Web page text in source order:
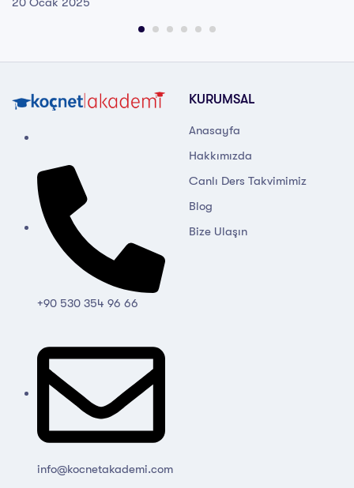
+90 530 354 96 66
info@kocnetakademi.com
KURUMSAL
Anasayfa
Hakkımızda
Canlı Ders Takvimimiz
Blog
Bize Ulaşın